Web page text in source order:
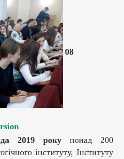
08
2019 року понад 200
інституту, Інституту